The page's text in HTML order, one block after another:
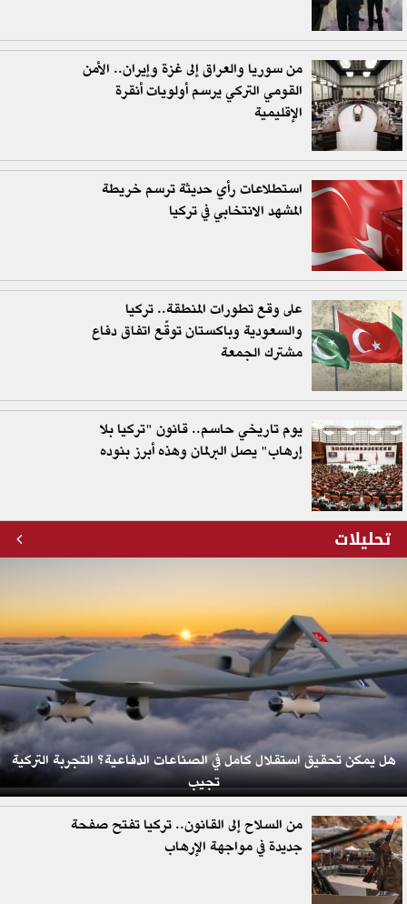
من سوريا والعراق إلى غزة وإيران.. الأمن
القومي التركي يرسم أولويات أنقرة
الإقليمية
استطلاعات رأي حديثة ترسم خريطة
المشهد الانتخابي في تركيا
على وقع تطورات المنطقة.. تركيا
والسعودية وباكستان توقّع اتفاق دفاع
مشترك الجمعة
يوم تاريخي حاسم.. قانون "تركيا بلا
إرهاب" يصل البرلمان وهذه أبرز بنوده
تحليلات
هل يمكن تحقيق استقلال كامل في الصناعات الدفاعية؟ التجربة التركية
تجيب
من السلاح إلى القانون.. تركيا تفتح صفحة
جديدة في مواجهة الإرهاب